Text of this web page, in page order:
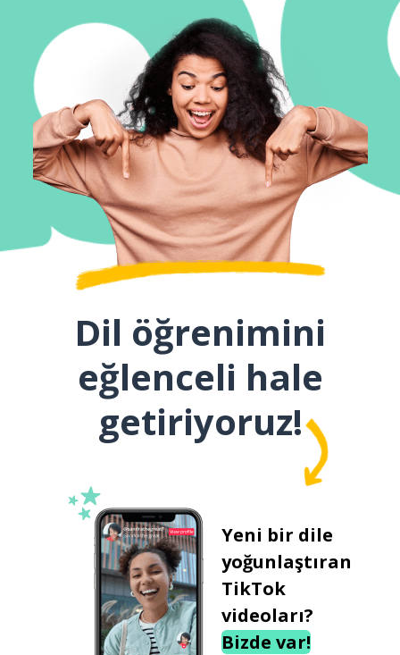
Dil öğrenimini
eğlenceli hale
getiriyoruz!
Yeni bir dile
yoğunlaştıran
TikTok
videoları?
Bizde var!